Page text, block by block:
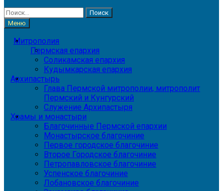
Найти:
Меню
Митрополия
Пермская епархия
Соликамская епархия
Кудымкарская епархия
Архипастырь
Глава Пермской митрополии, митрополит
Пермский и Кунгурский
Служение Архипастыря
Храмы и монастыри
Благочинные Пермской епархии
Монастырское благочиние
Первое городское благочиние
Второе Городское благочиние
Петропавловское благочиние
Успенское благочиние
Лобановское благочиние